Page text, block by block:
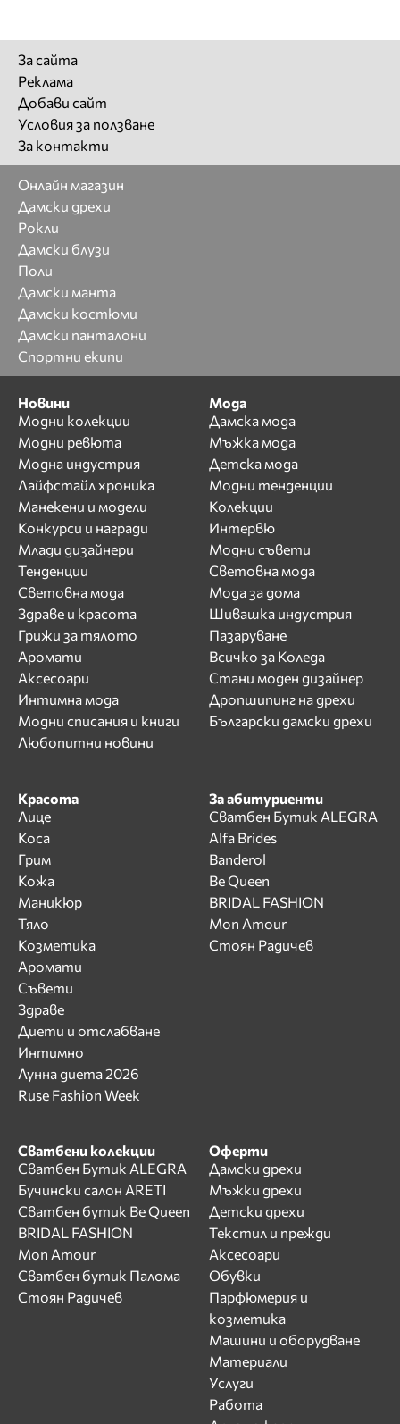
За сайта
Реклама
Добави сайт
Условия за ползване
За контакти
Онлайн магазин
Дамски дрехи
Рокли
Дамски блузи
Поли
Дамски манта
Дамски костюми
Дамски панталони
Спортни екипи
Новини
Модни колекции
Модни ревюта
Модна индустрия
Лайфстайл хроника
Манекени и модели
Конкурси и награди
Млади дизайнери
Тенденции
Световна мода
Здраве и красота
Грижи за тялото
Аромати
Аксесоари
Интимна мода
Модни списания и книги
Любопитни новини
Мода
Дамска мода
Мъжка мода
Детска мода
Модни тенденции
Колекции
Интервю
Модни съвети
Световна мода
Мода за дома
Шивашка индустрия
Пазаруване
Всичко за Коледа
Стани моден дизайнер
Дропшипинг на дрехи
Български дамски дрехи
Красота
Лице
Коса
Грим
Кожа
Маникюр
Тяло
Козметика
Аромати
Съвети
Здраве
Диети и отслабване
Интимно
Лунна диета 2026
Ruse Fashion Week
За абитуриенти
Сватбен Бутик ALEGRA
Alfa Brides
Banderol
Be Queen
BRIDAL FASHION
Mon Amour
Стоян Радичев
Сватбени колекции
Сватбен Бутик ALEGRA
Бучински салон ARETI
Сватбен бутик Be Queen
BRIDAL FASHION
Mon Amour
Сватбен бутик Палома
Стоян Радичев
Оферти
Дамски дрехи
Мъжки дрехи
Детски дрехи
Текстил и прежди
Аксесоари
Обувки
Парфюмерия и
козметика
Машини и оборудване
Материали
Услуги
Работа